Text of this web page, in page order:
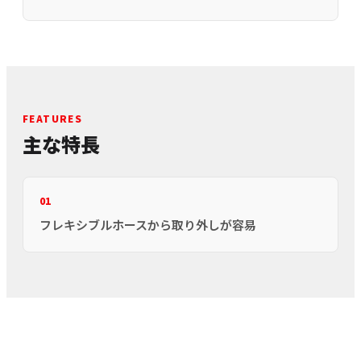
FEATURES
主な特長
01
フレキシブルホースから取り外しが容易